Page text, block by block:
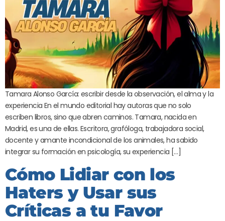
Tamara Alonso García: escribir desde la observación, el alma y la
experiencia En el mundo editorial hay autoras que no solo
escriben libros, sino que abren caminos. Tamara, nacida en
Madrid, es una de ellas. Escritora, grafóloga, trabajadora social,
docente y amante incondicional de los animales, ha sabido
integrar su formación en psicología, su experiencia […]
Cómo Lidiar con los
Haters y Usar sus
Críticas a tu Favor